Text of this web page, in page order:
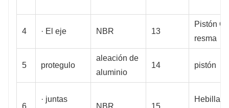
4 · El eje NBR 13
Pistón O
resma
5 protegulo
aleación de
aluminio
14 pistón
6
· juntas
NBR
15
Hebilla